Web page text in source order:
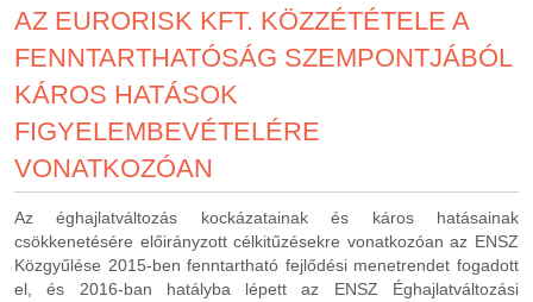
AZ EURORISK KFT. KÖZZÉTÉTELE A
FENNTARTHATÓSÁG SZEMPONTJÁBÓL
KÁROS HATÁSOK
FIGYELEMBEVÉTELÉRE
VONATKOZÓAN
Az éghajlatváltozás kockázatainak és káros hatásainak
csökkenetésére előirányzott célkitűzésekre vonatkozóan az ENSZ
Közgyűlése 2015-ben fenntartható fejlődési menetrendet fogadott
el, és 2016-ban hatályba lépett az ENSZ Éghajlatváltozási